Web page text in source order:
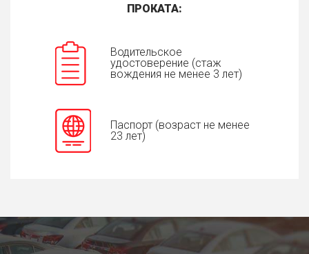
ПРОКАТА:
Водительское
удостоверение (стаж
вождения не менее 3 лет)
Паспорт (возраст не менее
23 лет)